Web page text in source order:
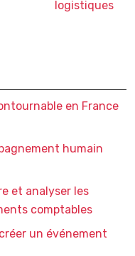
logistiques
en France
humain
et analyser les
comptables
un événement